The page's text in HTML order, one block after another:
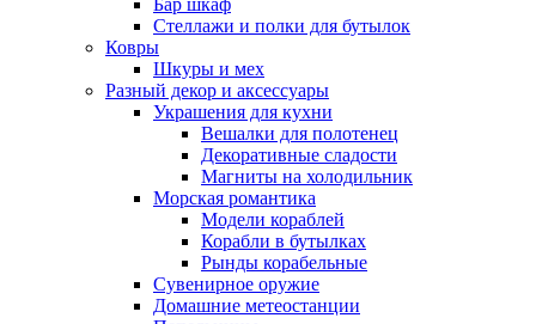
Бар шкаф
Стеллажи и полки для бутылок
Ковры
Шкуры и мех
Разный декор и аксессуары
Украшения для кухни
Вешалки для полотенец
Декоративные сладости
Магниты на холодильник
Морская романтика
Модели кораблей
Корабли в бутылках
Рынды корабельные
Сувенирное оружие
Домашние метеостанции